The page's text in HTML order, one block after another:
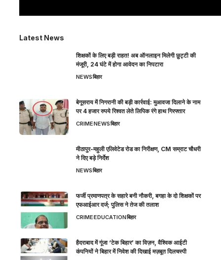
Latest News
शिक्षकों के लिए बड़ी राहत! अब ऑनलाइन मिलेगी छुट्टी की
मंजूरी, 24 घंटे में होगा आवेदन का निपटारा
NEWSबिहार
बेगूसराय में निगरानी की बड़ी कार्रवाई: मुआवजा दिलाने के नाम
पर 4 हजार रुपये रिश्वत लेते लिपिक रंगे हाथ गिरफ्तार
CRIMENEWSबिहार
मीठापुर-महुली एलिवेटेड रोड का निरीक्षण, CM सम्राट चौधरी
ने दिए बड़े निर्देश
NEWSबिहार
फर्जी प्रमाणपत्र के सहारे बनी नौकरी, बगहा के दो शिक्षकों पर
एफआईआर दर्ज; पुलिस ने तेज की तलाश
CRIMEEDUCATIONबिहार
हैदराबाद में गूंजा ‘टेक बिहार’ का विज़न, वैश्विक आईटी
कंपनियों ने बिहार में निवेश की दिखाई मज़बूत दिलचस्पी